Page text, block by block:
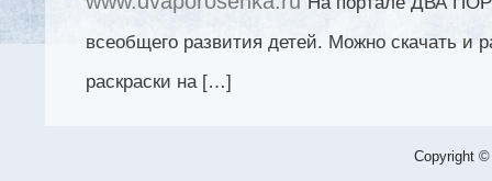
всеобщего развития детей. Можно скачать и
раскраски на […]
Copyright ©